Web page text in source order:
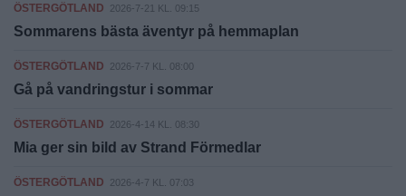
ÖSTERGÖTLAND 2026-7-21 KL. 09:15
Sommarens bästa äventyr på hemmaplan
ÖSTERGÖTLAND 2026-7-7 KL. 08:00
Gå på vandringstur i sommar
ÖSTERGÖTLAND 2026-4-14 KL. 08:30
Mia ger sin bild av Strand Förmedlar
ÖSTERGÖTLAND 2026-4-7 KL. 07:03